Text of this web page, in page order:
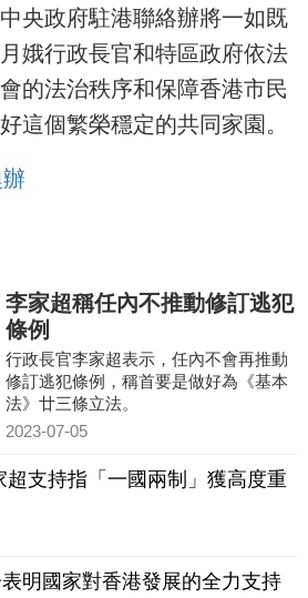
央政府駐港聯絡辦將一如既
娥行政長官和特區政府依法
的法治秩序和保障香港市民
這個繁榮穩定的共同家園。
李家超稱任內不推動修訂逃犯
條例
行政長官李家超表示，任內不會再推動
修訂逃犯條例，稱首要是做好為《基本
法》廿三條立法。
2023-07-05
支持指「一國兩制」獲高度重
明國家對香港發展的全力支持